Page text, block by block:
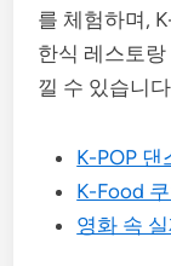
를 체험하며,
한식 레스토
낄 수 있습니
K-POP 댄
K-Food
영화 속